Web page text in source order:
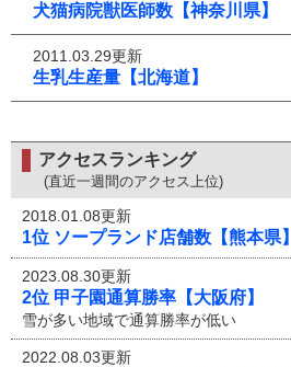
犬猫病院獣医師数【神奈川県】
2011.03.29更新
生乳生産量【北海道】
アクセスランキング
(直近一週間のアクセス上位)
2018.01.08更新
1位 ソープランド店舗数【熊本県】
2023.08.30更新
2位 甲子園通算勝率【大阪府】
雪が多い地域で通算勝率が低い
2022.08.03更新